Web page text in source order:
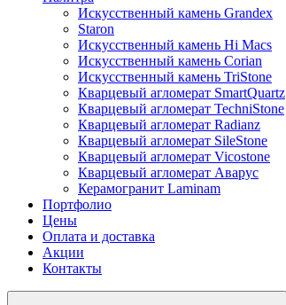
Искусственный камень Grandex
Staron
Искусственный камень Hi Macs
Искусственный камень Corian
Искусственный камень TriStone
Кварцевый агломерат SmartQuartz
Кварцевый агломерат TechniStone
Кварцевый агломерат Radianz
Кварцевый агломерат SileStone
Кварцевый агломерат Vicostone
Кварцевый агломерат Аварус
Керамогранит Laminam
Портфолио
Цены
Оплата и доставка
Акции
Контакты